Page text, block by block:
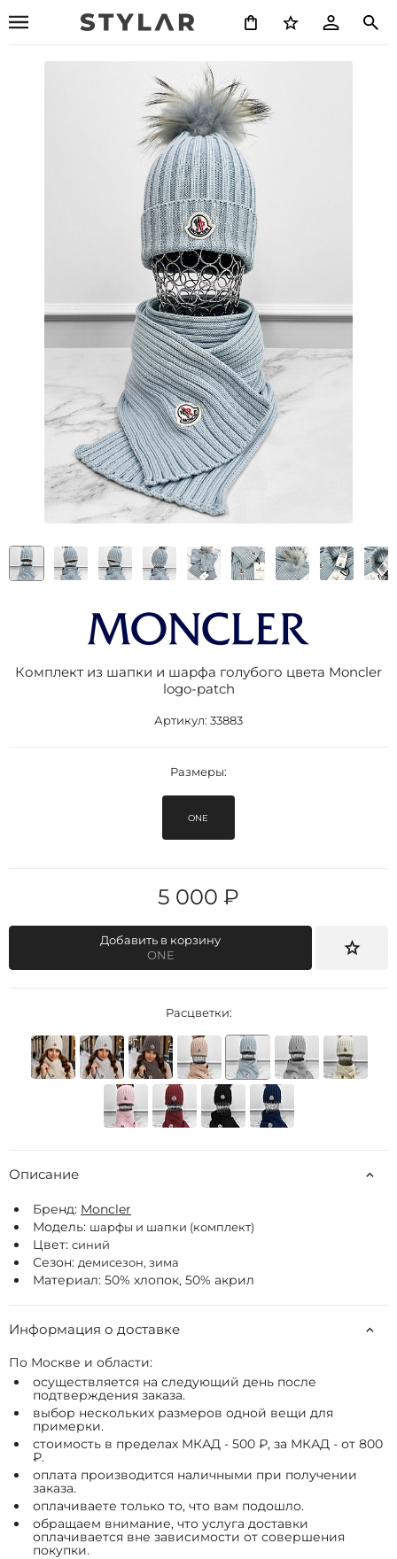
Комплект из шапки и шарфа голубого цвета Moncler
logo-patch
Артикул: 33883
Размеры:
ONE
5 000 ₽
Добавить в корзину
ONE
Расцветки:
Описание
Бренд: Moncler
Модель: шарфы и шапки (комплект)
Цвет: синий
Сезон: демисезон, зима
Материал: 50% хлопок, 50% акрил
Информация о доставке
По Москве и области:
осуществляется на следующий день после
подтверждения заказа.
выбор нескольких размеров одной вещи для
примерки.
стоимость в пределах МКАД - 500 ₽, за МКАД - от 800
₽.
оплата производится наличными при получении
заказа.
оплачиваете только то, что вам подошло.
обращаем внимание, что услуга доставки
оплачивается вне зависимости от совершения
покупки.